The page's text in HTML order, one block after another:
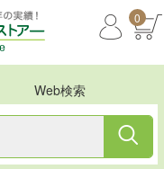
0
Web検索